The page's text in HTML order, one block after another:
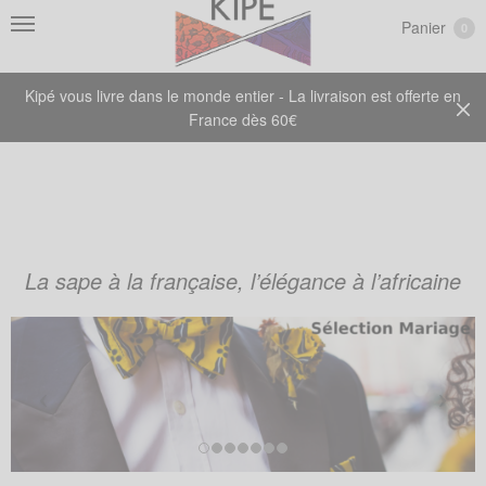
Kipé vous livre dans le monde entier - La livraison est offerte en
France dès 60€
Panier
La sape à la française, l’élégance à l’africaine